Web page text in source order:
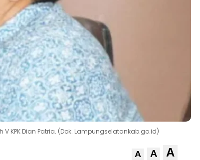
KPK Dian Patria. (Dok. Lampungselatankab.go.id)
A A A